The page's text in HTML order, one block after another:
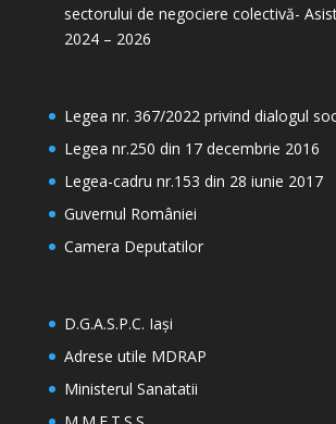
sectorului de negociere colectivă-
2024 – 2026
Legea nr. 367/2022 privind dialogul
Legea nr.250 din 17 decembrie 2016
Legea-cadru nr.153 din 28 iunie 2017
Guvernul României
Camera Deputatilor
D.G.A.S.P.C. Iași
Adrese utile MDRAP
Ministerul Sanatatii